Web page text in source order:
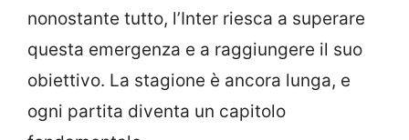
nonostante tutto, l’Inter riesca a superare
questa emergenza e a raggiungere il suo
obiettivo. La stagione è ancora lunga, e
ogni partita diventa un capitolo